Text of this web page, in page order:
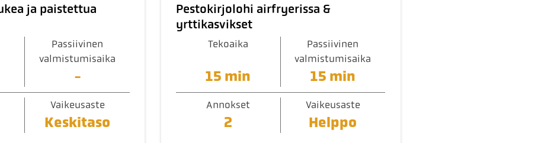
ja paistettua
Passiivinen
valmistumisaika
-
Vaikeusaste
Keskitaso
Pestokirjolohi airfryerissa &
yrttikasvikset
Tekoaika
15 min
Passiivinen
valmistumisaika
15 min
Annokset
2
Vaikeusaste
Helppo